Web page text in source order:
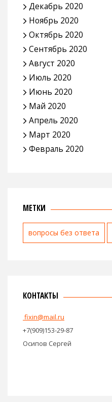
Декабрь 2020
Ноябрь 2020
Октябрь 2020
Сентябрь 2020
Август 2020
Июль 2020
Июнь 2020
Май 2020
Апрель 2020
Март 2020
Февраль 2020
МЕТКИ
вопросы без ответа
КОНТАКТЫ
fixin@mail.ru
+7(909)153-29-87
Осипов Сергей